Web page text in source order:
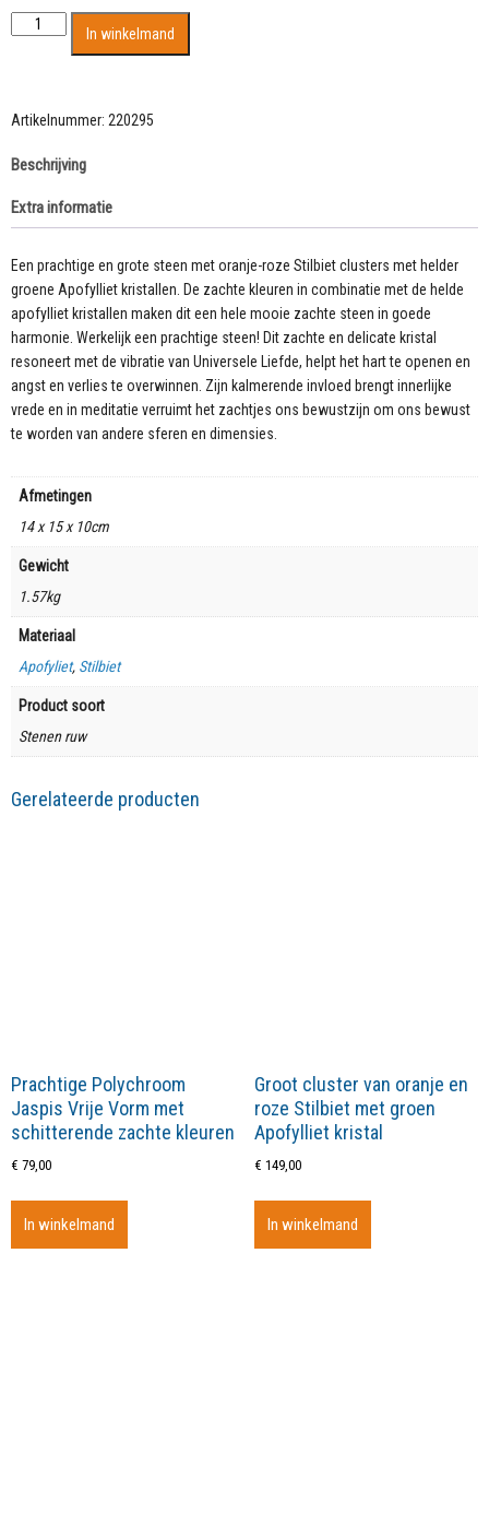
Groot
roze
en
Apofylliet
aantal
In winkelmand
Artikelnummer: 220295
Beschrijving
Extra informatie
Een prachtige en grote steen met oranje-roze Stilbiet clusters met helder
groene Apofylliet kristallen. De zachte kleuren in combinatie met de helde
apofylliet kristallen maken dit een hele mooie zachte steen in goede
harmonie. Werkelijk een prachtige steen! Dit zachte en delicate kristal
resoneert met de vibratie van Universele Liefde, helpt het hart te openen en
angst en verlies te overwinnen. Zijn kalmerende invloed brengt innerlijke
vrede en in meditatie verruimt het zachtjes ons bewustzijn om ons bewust
te worden van andere sferen en dimensies.
Afmetingen
14 x 15 x 10cm
Gewicht
1.57kg
Materiaal
Apofyliet, Stilbiet
Product soort
Stenen ruw
Gerelateerde producten
Prachtige Polychroom
Jaspis Vrije Vorm met
schitterende zachte kleuren
€ 79,00
In winkelmand
Groot cluster van oranje en
roze Stilbiet met groen
Apofylliet kristal
€ 149,00
In winkelmand